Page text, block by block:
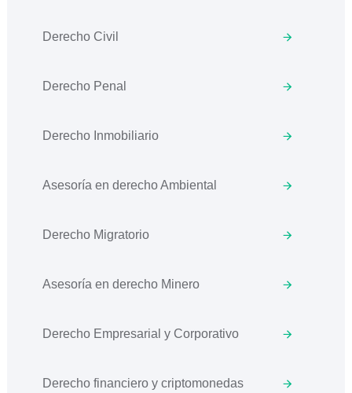
Derecho Civil
Derecho Penal
Derecho Inmobiliario
Asesoría en derecho Ambiental
Derecho Migratorio
Asesoría en derecho Minero
Derecho Empresarial y Corporativo
Derecho financiero y criptomonedas